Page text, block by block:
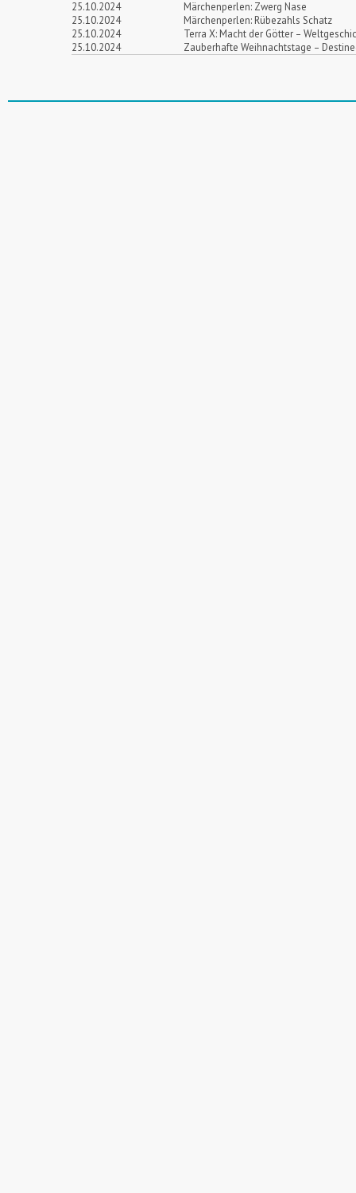
25.10.2024
Märchenperlen: Zwerg Nase
25.10.2024
Märchenperlen: Rübezahls Schatz
25.10.2024
Terra X: Macht der Götter –
25.10.2024
Zauberhafte Weihnachtstage –